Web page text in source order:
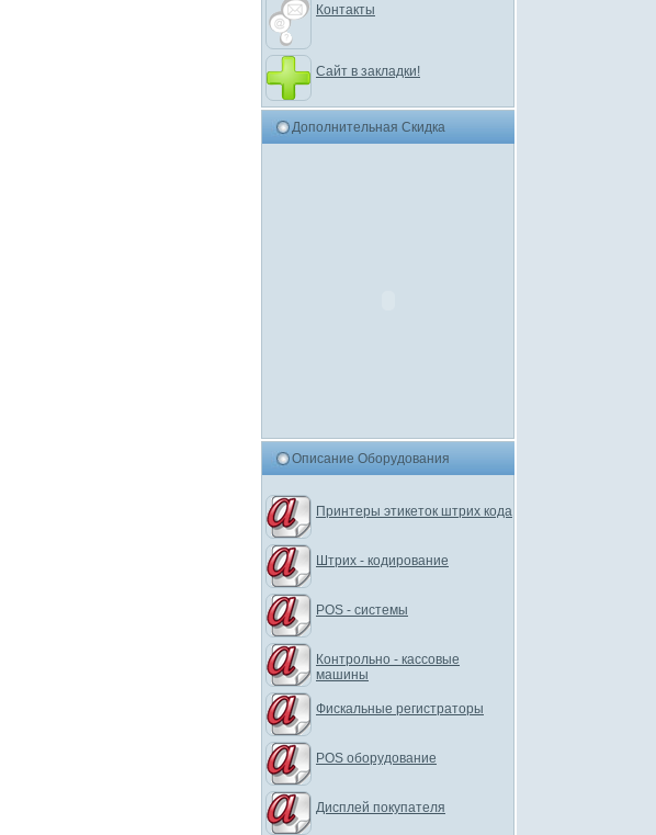
Контакты
Сайт в закладки!
Дополнительная Скидка
Описание Оборудования
Принтеры этикеток штрих кода
Штрих - кодирование
POS - системы
Контрольно - кассовые
машины
Фискальные регистраторы
POS оборудование
Дисплей покупателя